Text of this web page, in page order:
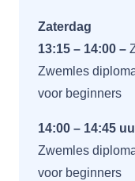
Zaterdag
13:15 – 14:00 –
Zwemles
voor beginners
14:00 – 14:45
Zwemles
voor beginners